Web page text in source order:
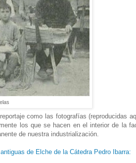
como las fotografías (reproducidas
los que se hacen en el interior de la
de nuestra industrialización.
de Elche de la Cátedra Pedro Ibarra: